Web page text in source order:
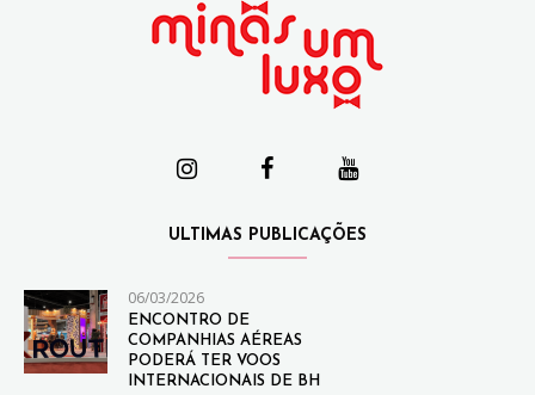
ULTIMAS PUBLICAÇÕES
06/03/2026
ENCONTRO DE
COMPANHIAS AÉREAS
PODERÁ TER VOOS
INTERNACIONAIS DE BH